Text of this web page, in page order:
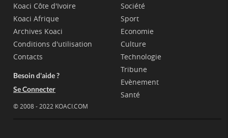
Koaci Côte d'Ivoire
Koaci Afrique
Archives Koaci
Conditions d'utilisation
Contacts
Besoin d'aide ?
Se Connecter
© 2008 - 2022 KOACI.COM
Société
Sport
Economie
Culture
Technologie
Tribune
Evènement
Santé